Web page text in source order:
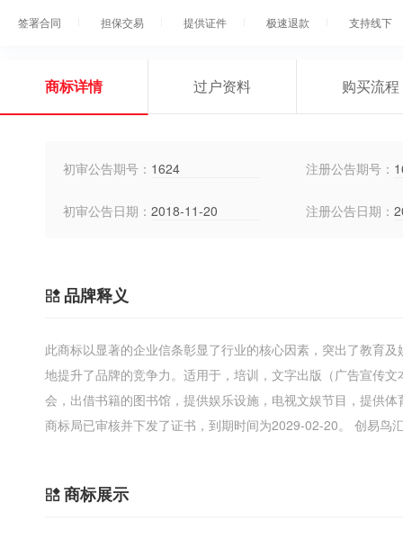
签署合同 担保交易 提供证件 极速退款 支持线下
商标详情 过户资料 购买流程
初审公告期号： 1624 注册公告期号：
初审公告日期： 2018-11-20 注册公告日期：
品牌释义
此商标以显著的企业信条彰显了行业的核心因素，突出了教育
地提升了品牌的竞争力。适用于，培训，文字出版（广告宣传
会，出借书籍的图书馆，提供娱乐设施，电视文娱节目，提供
商标局已审核并下发了证书，到期时间为2029-02-20。 创易鸟
商标展示